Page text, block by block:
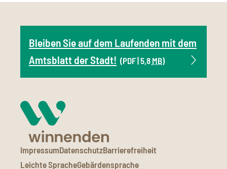
Bleiben Sie auf dem Laufenden mit dem
Amtsblatt der Stadt! (PDF | 5,8 MB)
ImpressumDatenschutzBarrierefreiheit
Leichte SpracheGebärdensprache